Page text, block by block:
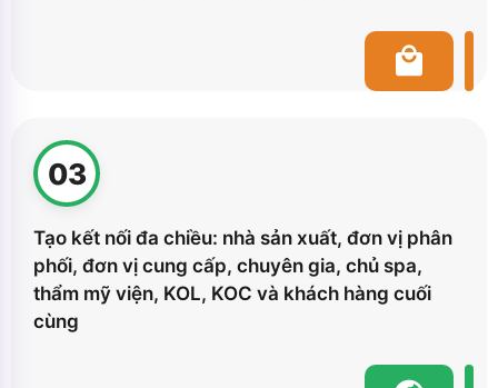
03
Tạo kết nối đa chiều: nhà sản xuất, đơn vị phân
phối, đơn vị cung cấp, chuyên gia, chủ spa,
thẩm mỹ viện, KOL, KOC và khách hàng cuối
cùng